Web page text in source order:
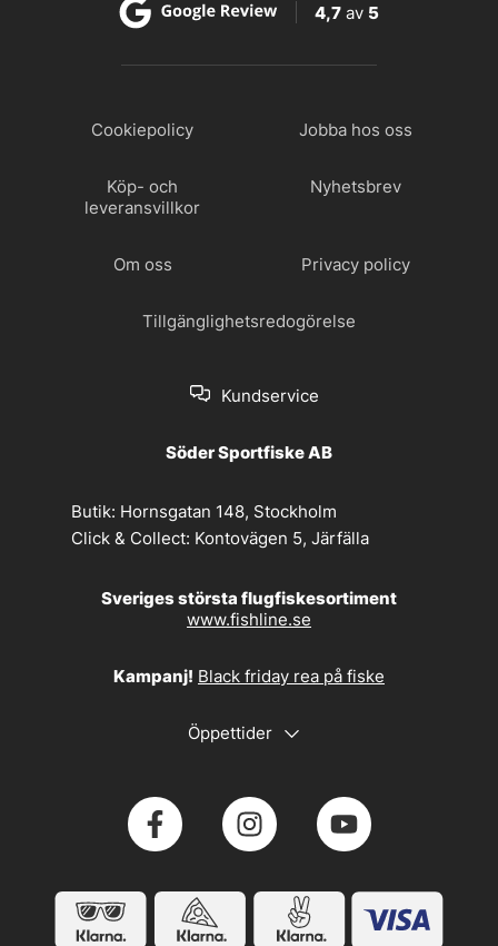
4,7 av 5
Cookiepolicy Jobba hos oss
Köp- och
leveransvillkor
Nyhetsbrev
Om oss Privacy policy
Tillgänglighetsredogörelse
Kundservice
Söder Sportfiske AB
Butik: Hornsgatan 148, Stockholm
Click & Collect: Kontovägen 5, Järfälla
Sveriges största flugfiskesortiment
www.fishline.se
Kampanj! Black friday rea på fiske
Öppettider